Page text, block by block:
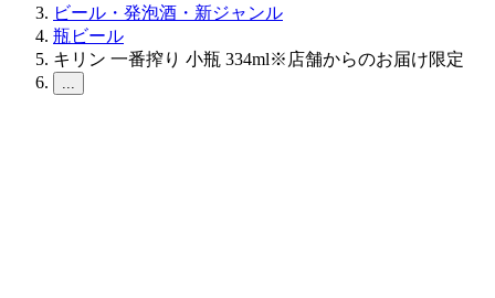
ビール・発泡酒・新ジャンル
瓶ビール
キリン 一番搾り 小瓶 334ml※店舗からのお届け限定
...